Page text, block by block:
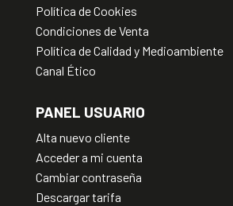
Política de Cookies
Condiciones de Venta
Política de Calidad y Medioambiente
Canal Ético
PANEL USUARIO
Alta nuevo cliente
Acceder a mi cuenta
Cambiar contraseña
Descargar tarifa